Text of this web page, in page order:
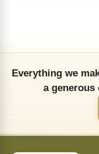
Everything we
a